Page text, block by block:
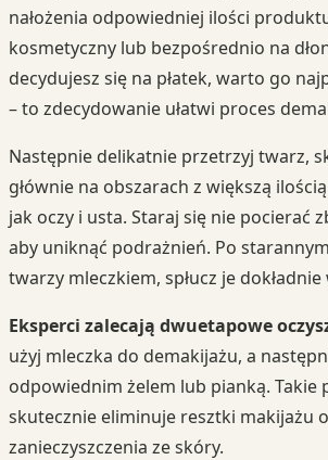
nałożenia odpowiedniej ilości
kosmetyczny lub bezpośrednio na
decydujesz się na płatek, warto go
– to zdecydowanie ułatwi proces
Następnie delikatnie przetrzyj twarz,
głównie na obszarach z większą
jak oczy i usta. Staraj się nie pocierać
aby uniknąć podrażnień. Po
twarzy mleczkiem, spłucz je dokładnie
Eksperci zalecają dwuetapowe
użyj mleczka do demakijażu, a
odpowiednim żelem lub pianką. Takie
skutecznie eliminuje resztki makijażu
zanieczyszczenia ze skóry.